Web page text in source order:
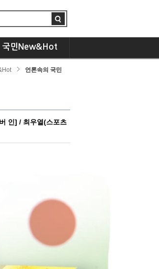
국민New&Hot
뉴스플러스
기획특집
교수님의 서재
언론속의 국민
인] / 최우열(스포츠